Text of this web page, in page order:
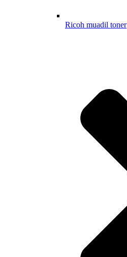
Ricoh muadil toner